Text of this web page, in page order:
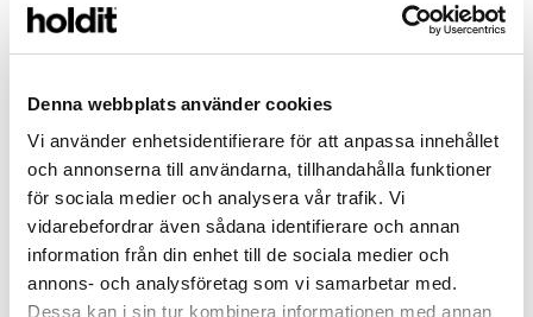
Denna webbplats använder cookies
Vi använder enhetsidentifierare för att anpassa innehållet
och annonserna till användarna, tillhandahålla funktioner
för sociala medier och analysera vår trafik. Vi
vidarebefordrar även sådana identifierare och annan
information från din enhet till de sociala medier och
annons- och analysföretag som vi samarbetar med.
Dessa kan i sin tur kombinera informationen med annan